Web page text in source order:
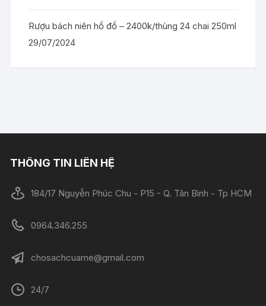
Rượu bách niên hồ đồ – 2400k/thùng 24 chai 250ml
29/07/2024
THÔNG TIN LIÊN HỆ
184/17 Nguyễn Phúc Chu - P15 - Q. Tân Bình - Tp HCM
0964.346.255
chosachcuame@gmail.com
24/7